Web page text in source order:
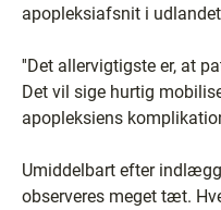
apopleksiafsnit i
''Det allervigtigste er, at
Det vil sige hurtig
apopleksiens
Umiddelbart efter
observeres meget tæt.